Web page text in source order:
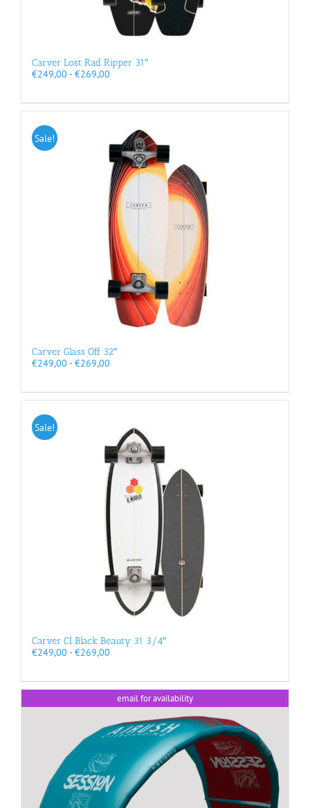
Carver Lost Rad Ripper 31″
€249,00 - €269,00Prijsklasse:
€269,00
Sale!
Carver Glass Off 32″
€249,00 - €269,00Prijsklasse:
€269,00
Sale!
Carver CI Black Beauty 31 3/4″
€249,00 - €269,00Prijsklasse:
€269,00
email for availability